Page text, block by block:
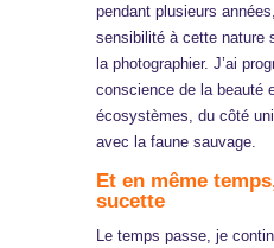
pendant plusieurs
sensibilité à cette nature
la photographier. J’ai
conscience de la beauté
écosystèmes, du côté
avec la faune sauvage.
Et en même
sucette
Le temps passe, je